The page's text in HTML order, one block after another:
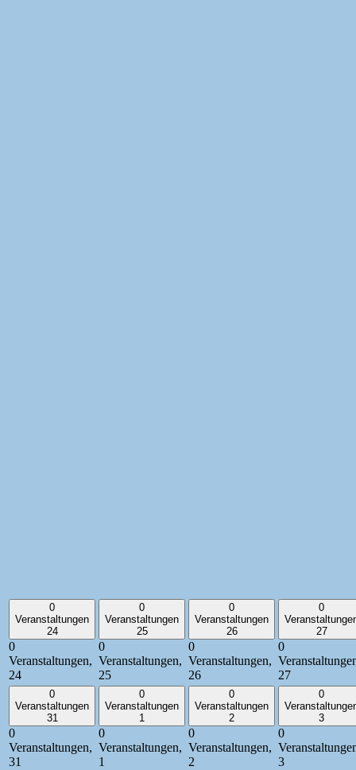
0
Veranstaltungen
24
0
Veranstaltungen,
24
0
Veranstaltungen
25
0
Veranstaltungen,
25
0
Veranstaltungen
26
0
Veranstaltungen,
26
0
27
0
27
0
Veranstaltungen
31
0
Veranstaltungen,
31
0
Veranstaltungen
1
0
Veranstaltungen,
1
0
Veranstaltungen
2
0
Veranstaltungen,
2
0
3
0
3